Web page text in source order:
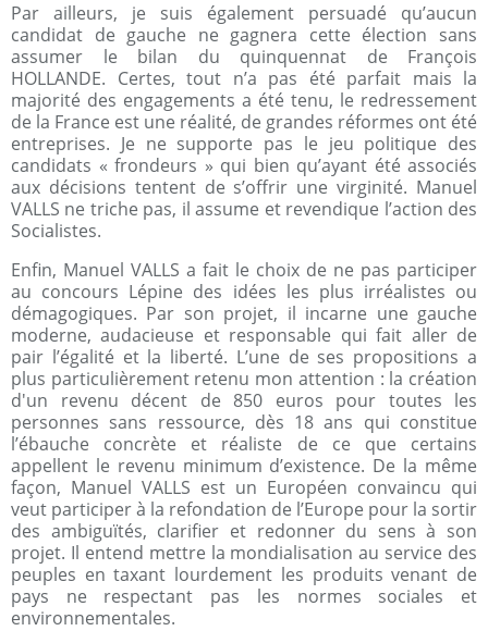
Par ailleurs, je suis également persuadé qu’aucun
candidat de gauche ne gagnera cette élection sans
assumer le bilan du quinquennat de François
HOLLANDE. Certes, tout n’a pas été parfait mais la
majorité des engagements a été tenu, le redressement
de la France est une réalité, de grandes réformes ont été
entreprises. Je ne supporte pas le jeu politique des
candidats « frondeurs » qui bien qu’ayant été associés
aux décisions tentent de s’offrir une virginité. Manuel
VALLS ne triche pas, il assume et revendique l’action des
Socialistes.
Enfin, Manuel VALLS a fait le choix de ne pas participer
au concours Lépine des idées les plus irréalistes ou
démagogiques. Par son projet, il incarne une gauche
moderne, audacieuse et responsable qui fait aller de
pair l’égalité et la liberté. L’une de ses propositions a
plus particulièrement retenu mon attention : la création
d'un revenu décent de 850 euros pour toutes les
personnes sans ressource, dès 18 ans qui constitue
l’ébauche concrète et réaliste de ce que certains
appellent le revenu minimum d’existence. De la même
façon, Manuel VALLS est un Européen convaincu qui
veut participer à la refondation de l’Europe pour la sortir
des ambiguïtés, clarifier et redonner du sens à son
projet. Il entend mettre la mondialisation au service des
peuples en taxant lourdement les produits venant de
pays ne respectant pas les normes sociales et
environnementales.